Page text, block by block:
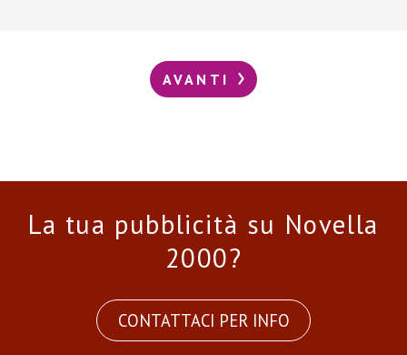
AVANTI
La tua pubblicità su Novella
2000?
CONTATTACI PER INFO